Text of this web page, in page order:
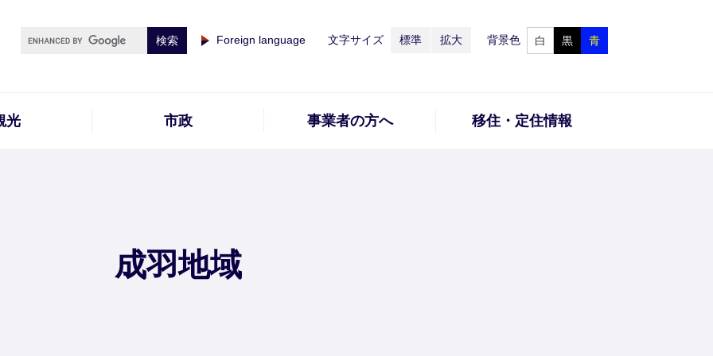
Foreign language 文字サイズ 標準 拡大 背景色 白 黒 青
光 市政 事業者の方へ 移住・定住情報
成羽地域